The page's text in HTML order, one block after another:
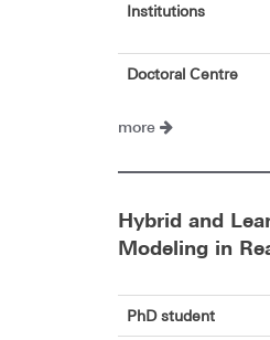
Institutions
Doctoral Centre
more
Hybrid and
Modeling in
PhD student